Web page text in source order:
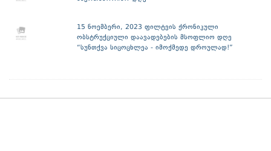
15 ნოემბერი, 2023 ფილტვის ქრონიკული
ობსტრუქციული დაავადებების მსოფლიო დღე
“სუნთქვა სიცოცხლეა - იმოქმედე დროულად!”